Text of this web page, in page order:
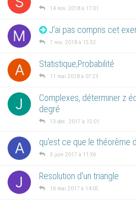
14 nov. 2018 à 17:01
M J'ai pas compris cet
7 nov. 2018 à 15:32
A Statistique,Probabilité
11 mai 2018 à 07:23
J
Complexes, déterminer z
degré
13 déc. 2017 à 15:01
A qu'est ce que le théorème
3 juin 2017 à 11:36
J Resolution d'un triangle
16 mai 2017 à 14:05